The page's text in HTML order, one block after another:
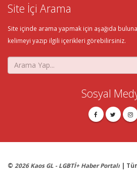
Site İçi Arama
Site içinde arama yapmak için aşağıda
kelimeyi yazıp ilgili içerikleri görebilirsiniz.
Sosyal
© 2026 Kaos GL - LGBTİ+ Haber Portalı |